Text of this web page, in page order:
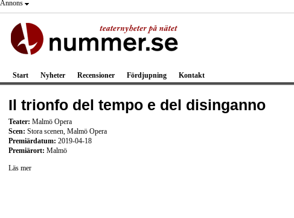
Annons
Start Nyheter Recensioner Fördjupning Kontakt
Il trionfo del tempo e del disinganno
Teater: Malmö Opera
Scen: Stora scenen, Malmö Opera
Premiärdatum: 2019-04-18
Premiärort: Malmö
Läs mer